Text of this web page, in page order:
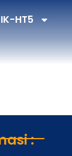
HT5
: